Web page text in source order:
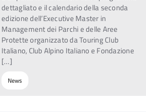
dettagliato e il calendario della seconda
edizione dell’Executive Master in
Management dei Parchi e delle Aree
Protette organizzato da Touring Club
Italiano, Club Alpino Italiano e Fondazione
[…]
News